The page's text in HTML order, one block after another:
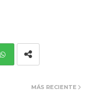
MÁS RECIENTE